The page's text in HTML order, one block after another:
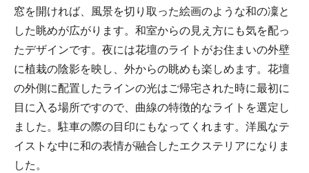
窓を開ければ、風景を切り取った絵画のような和の凜と
した眺めが広がります。和室からの見え方にも気を配っ
たデザインです。夜には花壇のライトがお住まいの外壁
に植栽の陰影を映し、外からの眺めも楽しめます。花壇
の外側に配置したラインの光はご帰宅された時に最初に
目に入る場所ですので、曲線の特徴的なライトを選定し
ました。駐車の際の目印にもなってくれます。洋風なテ
イストな中に和の表情が融合したエクステリアになりま
した。